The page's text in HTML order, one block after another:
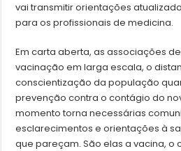
vai transmitir orientações
para os profissionais de medicina.
Em carta aberta, as associações
vacinação em larga escala, o
conscientização da população
prevenção contra o contágio do
momento torna necessárias
esclarecimentos e orientações à
que pareçam. São elas a vacina, o